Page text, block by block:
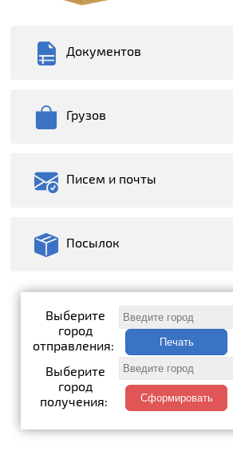
Документов
Грузов
Писем и почты
Посылок
Выберите
город
отправления:
Выберите
город
получения: